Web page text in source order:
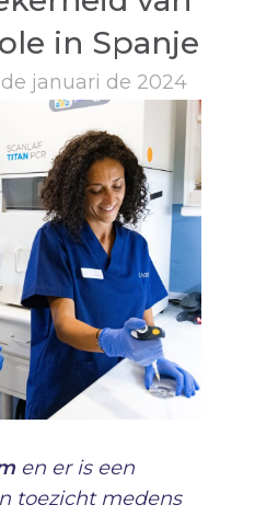
in Spanje
de januari de 2024
en er is een
toezicht medens